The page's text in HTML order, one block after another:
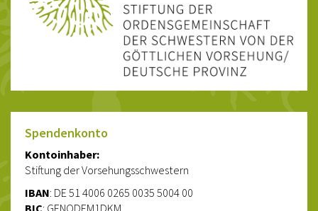
Spendenkonto
Kontoinhaber:
Stiftung der Vorsehungsschwestern
IBAN: DE 51 4006 0265 0035 5004 00
BIC: GENODEM1DKM